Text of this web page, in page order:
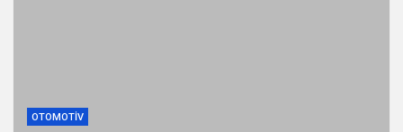
OTOMOTIV